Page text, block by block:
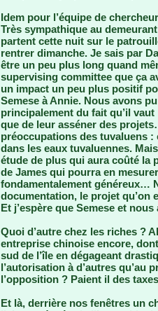
Idem pour l’équipe de
Très sympathique au
partent cette nuit sur le
rentrer dimanche. Je sais par
être un peu plus long quand
supervising committee que ça
un impact un peu plus positif
Semese à Annie. Nous avons
principalement du fait qu’il
que de leur asséner des
préoccupations des tuvaluens
dans les eaux tuvaluennes.
étude de plus qui aura coûté la
de James qui pourra en
fondamentalement généreux…
documentation, le projet qu’on
Et j’espère que Semese et
Quoi d’autre chez les riches ?
entreprise chinoise encore,
sud de l’île en dégageant
l’autorisation à d’autres qu’au
l’opposition ? Paient il des
Et là, derrière nos fenêtres un